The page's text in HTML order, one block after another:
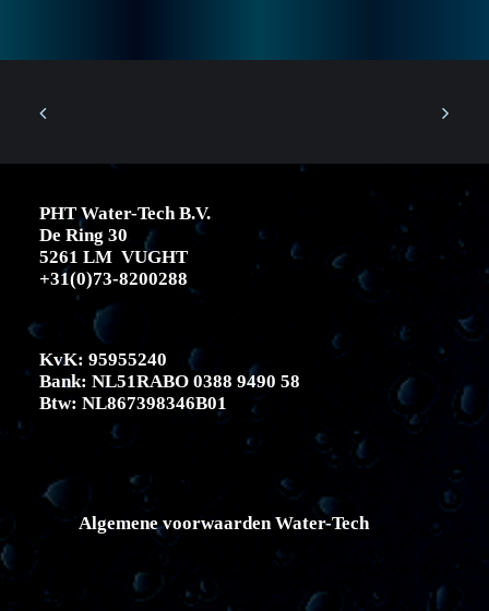
PHT Water-Tech B.V.
De Ring 30
5261 LM VUGHT
+31(0)73-8200288
KvK: 95955240
Bank: NL51RABO 0388 9490 58
Btw: NL867398346B01
Algemene voorwaarden Water-Tech